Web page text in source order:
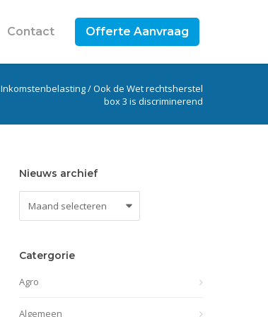
Contact Offerte Aanvraag
Inkomstenbelasting/Ook de Wet rechtsherstel
box 3 is discriminerend
Nieuws archief
Catergorie
Agro
Algemeen